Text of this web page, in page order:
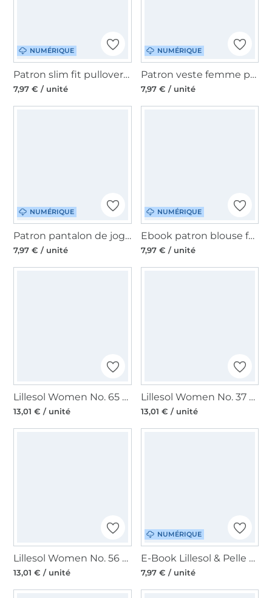
NUMÉRIQUE
Patron slim fit pullover femme pdf Lillesol & Pelle, en allemand
7,97 € / unité
NUMÉRIQUE
Patron veste femme pdf Rica Lillesol & Pelle, en allemand
7,97 € / unité
NUMÉRIQUE
Patron pantalon de jogging enfant pdf Jogga Lillesol & Pelle, en allemand
7,97 € / unité
NUMÉRIQUE
Ebook patron blouse femme Linnea Lillesol & Pelle, en allemand
7,97 € / unité
Lillesol Women No. 65 Raglanshit Combina paper pattern, en allemand
13,01 € / unité
Lillesol Women No. 37 Flora-Bluse Patron en papier, en allemand
13,01 € / unité
Lillesol Women No. 56 Basic T-Shirt Patron en papier, en allemand
13,01 € / unité
NUMÉRIQUE
E-Book Lillesol & Pelle Tunique / Robe Mariluna Femme, en allemand
7,97 € / unité